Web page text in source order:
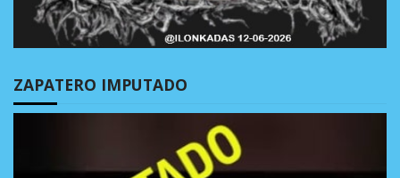
ZAPATERO IMPUTADO